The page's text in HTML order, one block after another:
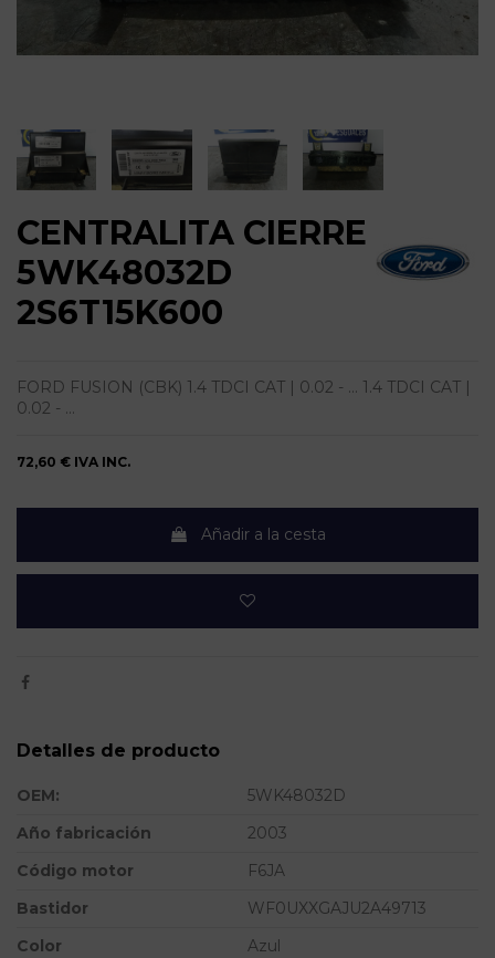
CENTRALITA CIERRE
5WK48032D
2S6T15K600
FORD FUSION (CBK) 1.4 TDCI CAT | 0.02 - ... 1.4 TDCI CAT |
0.02 - ...
72,60 € IVA INC.
Añadir a la cesta
Detalles de producto
OEM:
5WK48032D
Año fabricación
2003
Código motor
F6JA
Bastidor
WF0UXXGAJU2A49713
Color
Azul